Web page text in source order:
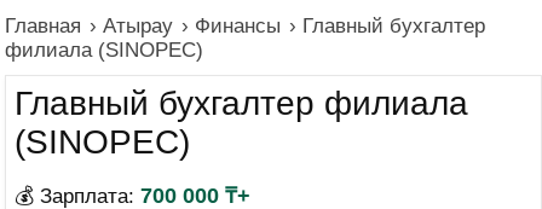
Главная › Атырау › Финансы › Главный бухгалтер
филиала (SINOPEC)
Главный бухгалтер филиала
(SINOPEC)
💰 Зарплата: 700 000 ₸+